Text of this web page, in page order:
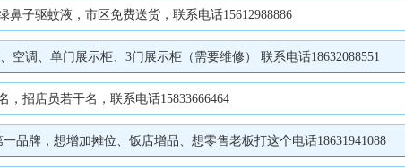
子驱蚊液，市区免费送货，联系电话15612988886
空调、单门展示柜、3门展示柜（需要维修） 联系电话18632088551
招店员若干名，联系电话15833666464
品牌，想增加摊位、饭店增品、想零售老板打这个电话18631941088